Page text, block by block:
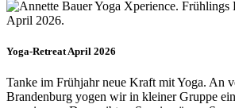
Yoga-Retreat April 2026
Tanke im Frühjahr neue Kraft mit Yoga. An
Brandenburg yogen wir in kleiner Gruppe